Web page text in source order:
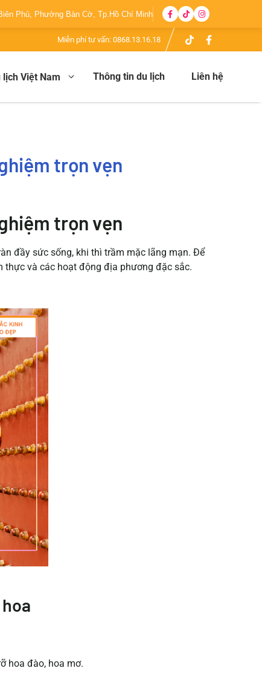
Phủ, Phường Bàn Cờ, Tp.Hồ Chí Minh
Miễn phí tư vấn: 0868.13.16.18
lịch Việt Nam Thông tin du lịch Liên hệ
trọn vẹn
trọn vẹn
đầy sức sống, khi thì trầm mặc lãng mạn. Để
thực và các hoạt động địa phương đặc sắc.
hoa đào, hoa mơ.